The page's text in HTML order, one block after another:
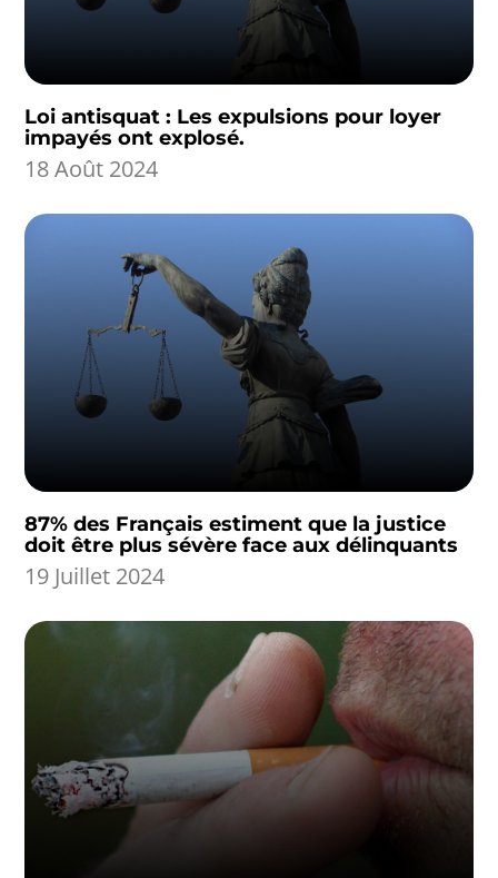
Loi antisquat : Les expulsions pour loyer
impayés ont explosé.
18 Août 2024
87% des Français estiment que la justice
doit être plus sévère face aux délinquants
19 Juillet 2024